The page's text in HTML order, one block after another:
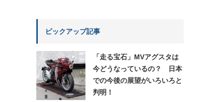
ピックアップ記事
「走る宝石」MVアグスタは
今どうなっているの？ 日本
での今後の展望がいろいろと
判明！